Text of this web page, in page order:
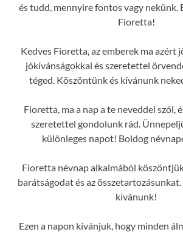
és tudd, mennyire fontos vagy nekünk.
Fioretta!
Kedves Fioretta, az emberek ma azért
jókívánságokkal és szeretettel
téged. Köszöntünk és kívánunk
Fioretta, ma a nap a te neveddel szól,
szeretettel gondolunk rád.
különleges napot! Boldog
Fioretta névnap alkalmából
barátságodat és az
kívánunk!
Ezen a napon kívánjuk, hogy minden